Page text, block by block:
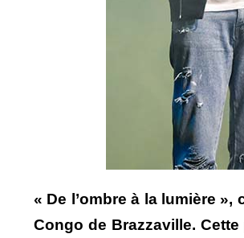
« De l’ombre à la lumière
Congo de Brazzaville.